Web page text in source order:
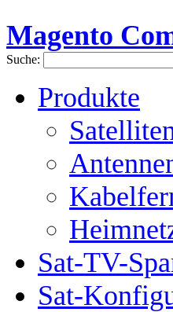
Magento
Suche:
Produkte
Sat-TV-
Sat-